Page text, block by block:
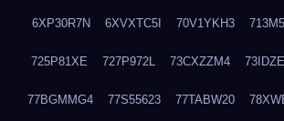
6XP30R7N 6XVXTC5I 70V1YKH3
725P81XE 727P972L 73CXZZM4
77BGMMG4 77S55623 77TABW20